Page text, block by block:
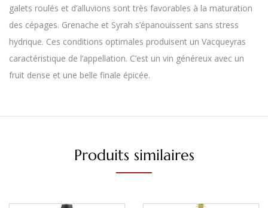
galets roulés et d’alluvions sont très favorables à la maturation
des cépages. Grenache et Syrah s’épanouissent sans stress
hydrique. Ces conditions optimales produisent un Vacqueyras
caractéristique de l’appellation. C’est un vin généreux avec un
fruit dense et une belle finale épicée.
Produits similaires